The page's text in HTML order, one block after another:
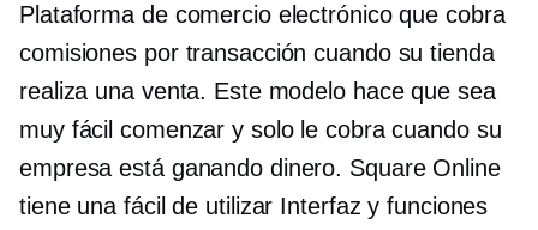
Plataforma de comercio electrónico que cobra
comisiones por transacción cuando su tienda
realiza una venta. Este modelo hace que sea
muy fácil comenzar y solo le cobra cuando su
empresa está ganando dinero. Square Online
tiene unafácil de utilizar Interfaz y funciones